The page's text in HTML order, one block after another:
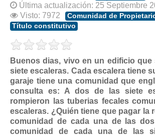
Requerimientos y comunicaciones
Formularios sobre Propiedad Horizontal
Modelos de Convocatoria de Junta de
Modelos de Acta de Junta de
Requerimientos y comunicaciones
Legislación
Legislación sobre Arrendamientos
Legislación sobre la Comunidad de
Última actualización: 25 Septiembre
Visto: 7972
Comunidad de
Título constitutivo
Buenos dias, vivo en un edificio que
siete escaleras. Cada escalera tiene
garaje tiene una comunidad que
consulta es: A dos de las siete
rompieron las tuberias fecales
escaleras. ¿Quién tiene que pagar la
comunidad de cada una de las
comunidad de cada una de las